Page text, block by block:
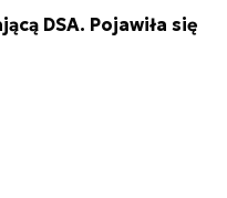
DSA. Pojawiła się